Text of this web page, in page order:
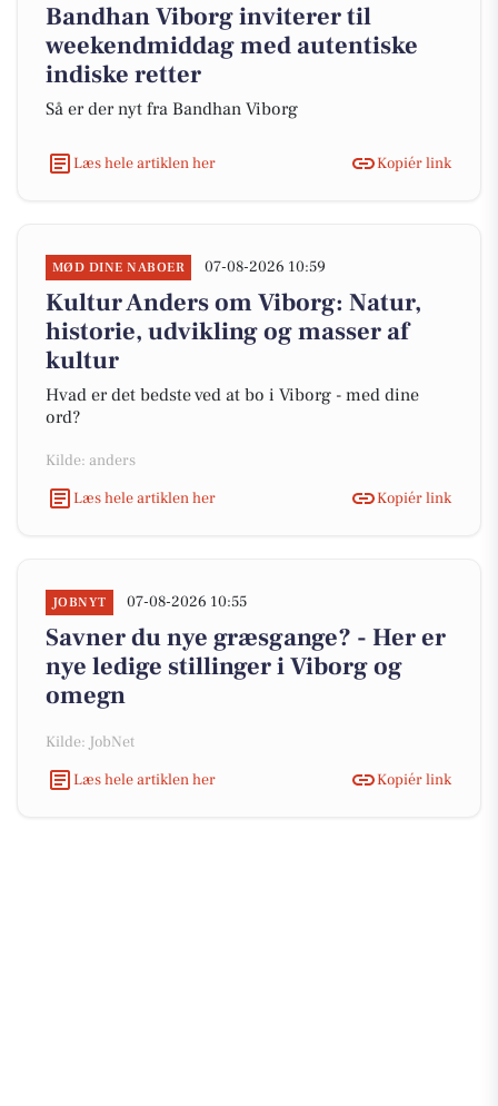
Bandhan Viborg inviterer til
weekendmiddag med autentiske
indiske retter
Så er der nyt fra Bandhan Viborg
Læs hele artiklen her Kopiér link
MØD DINE NABOER 07-08-2026 10:59
Kultur Anders om Viborg: Natur,
historie, udvikling og masser af
kultur
Hvad er det bedste ved at bo i Viborg - med dine
ord?
Kilde: anders
Læs hele artiklen her
Kopiér link
JOBNYT 07-08-2026 10:55
Savner du nye græsgange? - Her er
nye ledige stillinger i Viborg og
omegn
Kilde: JobNet
Læs hele artiklen her
Kopiér link